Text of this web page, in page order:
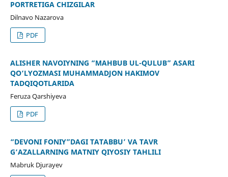
PORTRETIGA CHIZGILAR
Dilnavo Nazarova
PDF
ALISHER NAVOIYNING “MAHBUB UL-QULUB” ASARI
QO‘LYOZMASI MUHAMMADJON HAKIMOV
TADQIQOTLARIDA
Feruza Qarshiyeva
PDF
“DEVONI FONIY”DAGI TATABBU’ VA TAVR
G‘AZALLARNING MATNIY QIYOSIY TAHLILI
Mabruk Djurayev